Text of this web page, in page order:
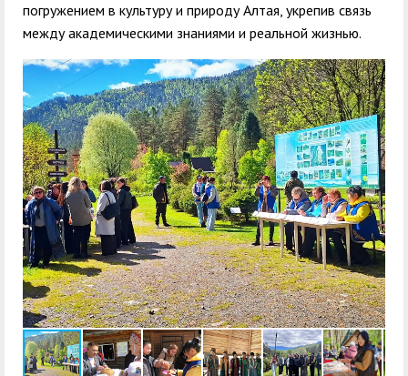
погружением в культуру и природу Алтая, укрепив связь
между академическими знаниями и реальной жизнью.